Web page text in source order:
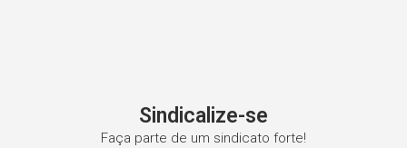
Sindicalize-se
Faça parte de um sindicato forte!